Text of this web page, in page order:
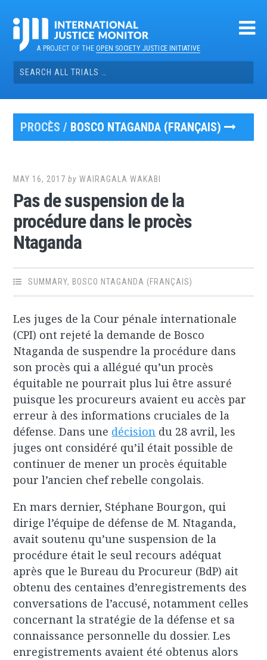
contentA PROJECT OF THEOPEN SOCIETY JUSTICE INITIATIVE
Search
for:
PROCÈS / BOSCO NTAGANDA (FRANÇAIS)
MAY 16, 2017 byWAIRAGALA WAKABI
Pas de suspension de la
procédure dans le procès
Ntaganda
SUMMARY, BOSCO NTAGANDA (FRANÇAIS)
Les juges de la Cour pénale internationale
(CPI) ont rejeté la demande de Bosco
Ntaganda de suspendre la procédure dans
son procès qui a allégué qu’un procès
équitable ne pourrait plus lui être assuré
puisque les procureurs avaient eu accès par
erreur à des informations cruciales de la
défense. Dans une décision du 28 avril, les
juges ont considéré qu’il était possible de
continuer de mener un procès équitable
pour l’ancien chef rebelle congolais.
En mars dernier, Stéphane Bourgon, qui
dirige l’équipe de défense de M. Ntaganda,
avait soutenu qu’une suspension de la
procédure était le seul recours adéquat
après que le Bureau du Procureur (BdP) ait
obtenu des centaines d’enregistrements des
conversations de l’accusé, notamment celles
concernant la stratégie de la défense et sa
connaissance personnelle du dossier. Les
enregistrements avaient été obtenus alors